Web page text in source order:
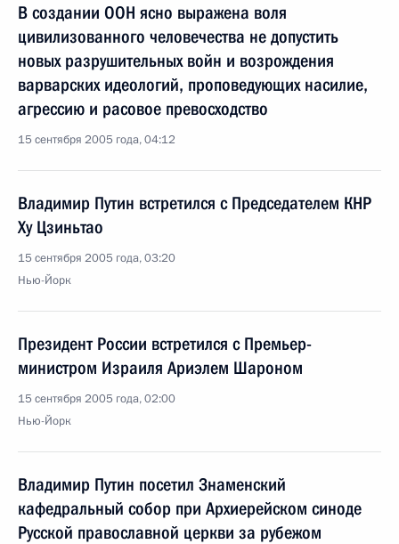
В создании ООН ясно выражена воля
цивилизованного человечества не допустить
новых разрушительных войн и возрождения
варварских идеологий, проповедующих насилие,
агрессию и расовое превосходство
15 сентября 2005 года, 04:12
Владимир Путин встретился с Председателем КНР
Ху Цзиньтао
15 сентября 2005 года, 03:20
Нью-Йорк
Президент России встретился с Премьер-
министром Израиля Ариэлем Шароном
15 сентября 2005 года, 02:00
Нью-Йорк
Владимир Путин посетил Знаменский
кафедральный собор при Архиерейском синоде
Русской православной церкви за рубежом